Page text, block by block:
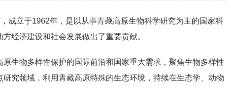
成立于1962年，是以从事青藏高原生物科学研究为主的国家科
经济建设和社会发展做出了重要贡献。
生物多样性保护的国际前沿和国家重大需求，聚焦生物多样性
究领域，利用青藏高原特殊的生态环境，持续在生态学、动物